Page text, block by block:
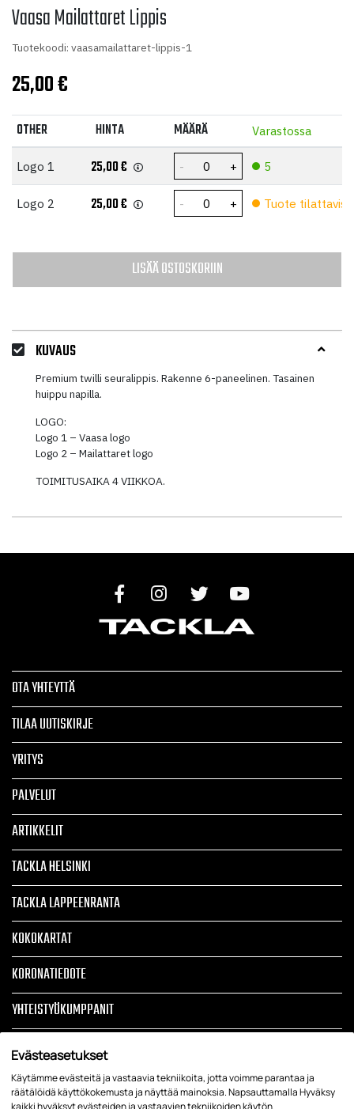
Vaasa Mailattaret Lippis
Tuotekoodi: vaasamailattaret-lippis-1
25,00€
OTHER HINTA MÄÄRÄ Varastossa
Logo 1 25,00€ 5
Logo 2 25,00€ Tuote
LISÄÄ OSTOSKORIIN
KUVAUS
Premium twilli seuralippis. Rakenne 6-paneelinen. Tasainen
huippu napilla.
LOGO:
Logo 1 – Vaasa logo
Logo 2 – Mailattaret logo
TOIMITUSAIKA 4 VIIKKOA.
OTA YHTEYTTÄ
TILAA UUTISKIRJE
YRITYS
PALVELUT
ARTIKKELIT
TACKLA HELSINKI
TACKLA LAPPEENRANTA
KOKOKARTAT
KORONATIEDOTE
YHTEISTYÖKUMPPANIT
TOIMITUSEHDOT
TIETOSUOJASELOSTE JA REKISTERISELOSTE
Evästeasetukset
Käytämme evästeitä ja vastaavia tekniikoita, jotta voimme parantaa ja
räätälöidä käyttökokemusta ja näyttää mainoksia. Napsauttamalla Hyväksy
kaikki hyväksyt evästeiden ja vastaavien tekniikoiden käytön.